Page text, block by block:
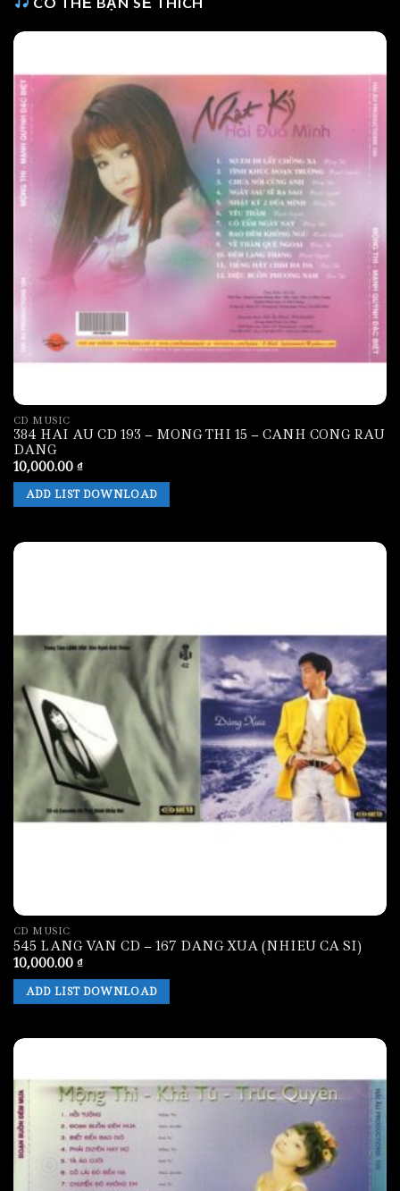
CD MUSIC
384 HAI AU CD 193 – MONG THI 15 – CANH CONG RAU
DANG
10,000.00 ₫
ADD LIST DOWNLOAD
CD MUSIC
545 LANG VAN CD – 167 DANG XUA (NHIEU CA SI)
10,000.00 ₫
ADD LIST DOWNLOAD